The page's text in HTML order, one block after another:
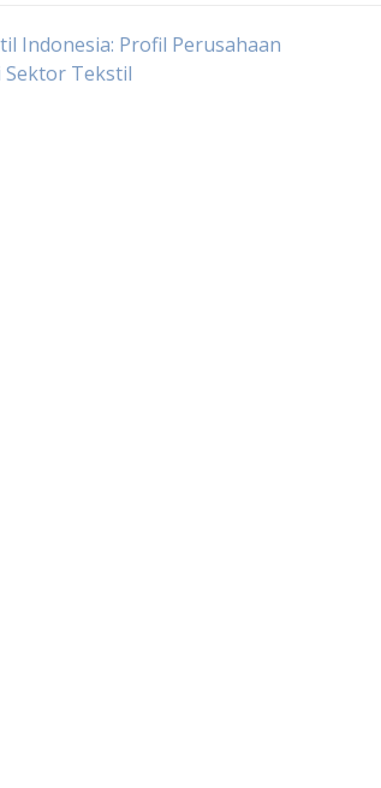
Indonesia: Profil Perusahaan
Tekstil